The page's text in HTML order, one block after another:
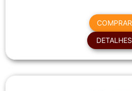
COMPRAR
DETALHES